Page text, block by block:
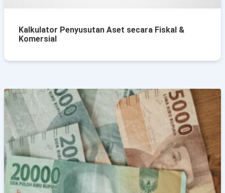
Kalkulator Penyusutan Aset secara Fiskal &
Komersial